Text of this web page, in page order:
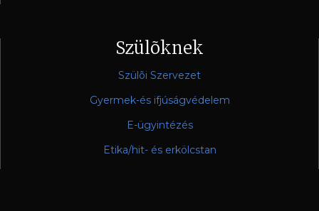
Szülõknek
Szülõi Szervezet
Gyermek-és ifjúságvédelem
E-ügyintézés
Etika/hit- és erkölcstan